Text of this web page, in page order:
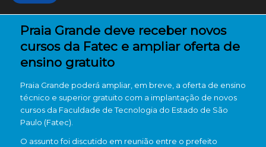
Praia Grande deve receber novos
cursos da Fatec e ampliar oferta de
ensino gratuito
Praia Grande poderá ampliar, em breve, a oferta de ensino
técnico e superior gratuito com a implantação de novos
cursos da Faculdade de Tecnologia do Estado de São
Paulo (Fatec).
O assunto foi discutido em reunião entre o prefeito